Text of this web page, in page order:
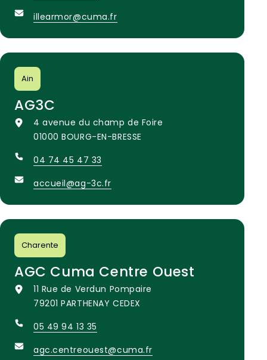
illearmor@cuma.fr
Ain
AG3C
4 avenue du champ de Foire
01000 BOURG-EN-BRESSE
04 74 45 47 33
accueil@ag-3c.fr
Charente
AGC Cuma Centre Ouest
11 Rue de Verdun Pompaire
79201 PARTHENAY CEDEX
05 49 94 13 35
agc.centreouest@cuma.fr